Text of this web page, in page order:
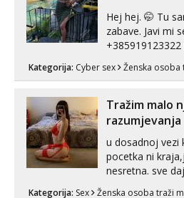
Hej hej. 🤭 Tu
zabave. Javi mi
Whatsapp). 🤙 NE javljaj se na uzivo.
Hvala.
Kategorija: Cyber sex Ženska osoba
Tražim malo
razumjevanja
u dosadnoj vezi
pocetka ni
nesretna. sve
Kategorija: Sex Ženska osoba traži